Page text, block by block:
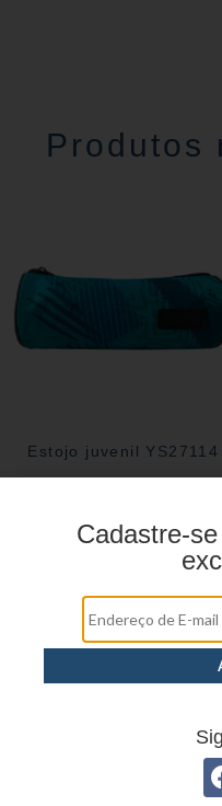
Produtos
Estojo juvenil YS27114
Cadastre-